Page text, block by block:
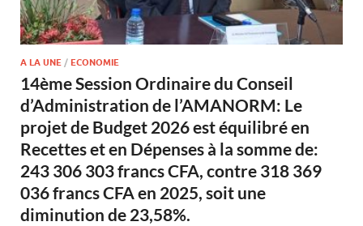
A LA UNE / ECONOMIE
14ème Session Ordinaire du Conseil
d’Administration de l’AMANORM: Le
projet de Budget 2026 est équilibré en
Recettes et en Dépenses à la somme de:
243 306 303 francs CFA, contre 318 369
036 francs CFA en 2025, soit une
diminution de 23,58%.